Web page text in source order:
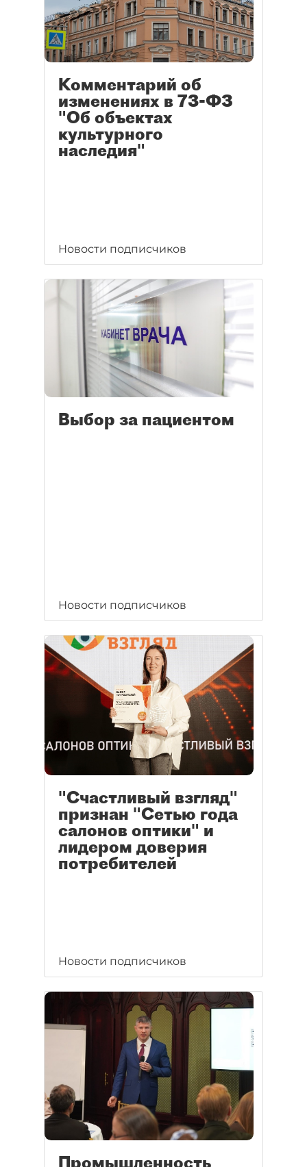
Комментарий об
изменениях в 73-ФЗ
"Об объектах
культурного
наследия"
Новости подписчиков
Выбор за пациентом
Новости подписчиков
"Счастливый взгляд"
признан "Сетью года
салонов оптики" и
лидером доверия
потребителей
Новости подписчиков
Промышленность